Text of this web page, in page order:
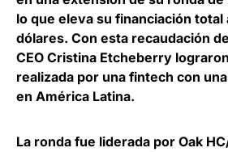
lo que eleva su financiación total
dólares. Con esta recaudación
CEO Cristina Etcheberry
realizada por una fintech con
en América Latina.
La ronda fue liderada por Oak